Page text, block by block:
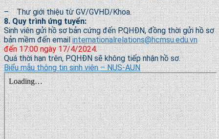
– Thư giới thiệu từ GV/GVHD/Khoa.
8. Quy trình ứng tuyển:
Sinh viên gửi hồ sơ bản cứng đến P.QHĐN, đồng thời gửi hồ sơ
bản mềm đến emailinternationalrelations@hcmsu.edu.vn
đến17:00ngày17/4/2024.
Quá thời hạn trên, P.QHĐN sẽ không tiếp nhận hồ sơ.
Biểu mẫu thông tin sinh viên – NUS-AUN